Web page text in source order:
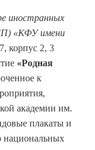
иностранных
«КФУ имени
корпус 2, 3
«Родная
к
академии им.
плакаты и
национальных